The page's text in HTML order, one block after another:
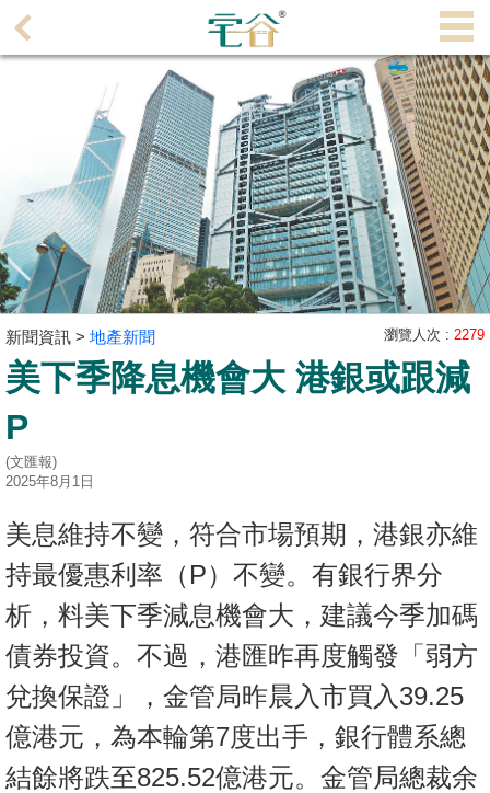
理
樓/
成
交
業
主
放
盤
谷
揭
地
產
博
客
地
產
新
新聞資訊 > 地產新聞 瀏覽人次 : 2279
美下季降息機會大 港銀或跟減
P
(文匯報)
2025年8月1日
美息維持不變，符合市場預期，港銀亦維
持最優惠利率（P）不變。有銀行界分
析，料美下季減息機會大，建議今季加碼
債券投資。不過，港匯昨再度觸發「弱方
兌換保證」，金管局昨晨入市買入39.25
億港元，為本輪第7度出手，銀行體系總
結餘將跌至825.52億港元。金管局總裁余